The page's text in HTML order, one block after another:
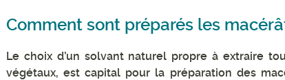
Comment sont préparés les
Le choix d’un solvant naturel propre à extraire
végétaux, est capital pour la préparation des